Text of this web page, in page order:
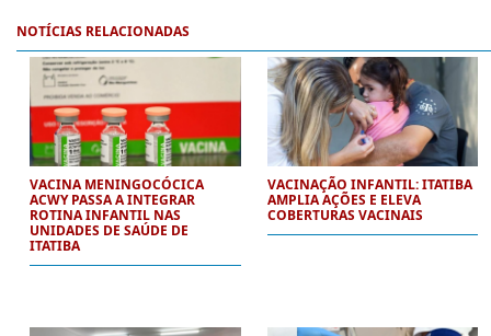
NOTÍCIAS RELACIONADAS
VACINA MENINGOCÓCICA
ACWY PASSA A INTEGRAR
ROTINA INFANTIL NAS
UNIDADES DE SAÚDE DE
ITATIBA
VACINAÇÃO INFANTIL: ITATIBA
AMPLIA AÇÕES E ELEVA
COBERTURAS VACINAIS